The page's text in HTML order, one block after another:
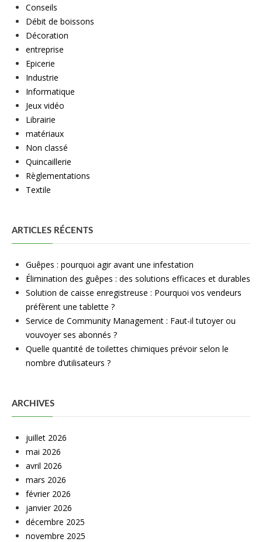
Conseils
Débit de boissons
Décoration
entreprise
Epicerie
Industrie
Informatique
Jeux vidéo
Librairie
matériaux
Non classé
Quincaillerie
Règlementations
Textile
ARTICLES RÉCENTS
Guêpes : pourquoi agir avant une infestation
Élimination des guêpes : des solutions efficaces et durables
Solution de caisse enregistreuse : Pourquoi vos vendeurs
préfèrent une tablette ?
Service de Community Management : Faut-il tutoyer ou
vouvoyer ses abonnés ?
Quelle quantité de toilettes chimiques prévoir selon le
nombre d’utilisateurs ?
ARCHIVES
juillet 2026
mai 2026
avril 2026
mars 2026
février 2026
janvier 2026
décembre 2025
novembre 2025